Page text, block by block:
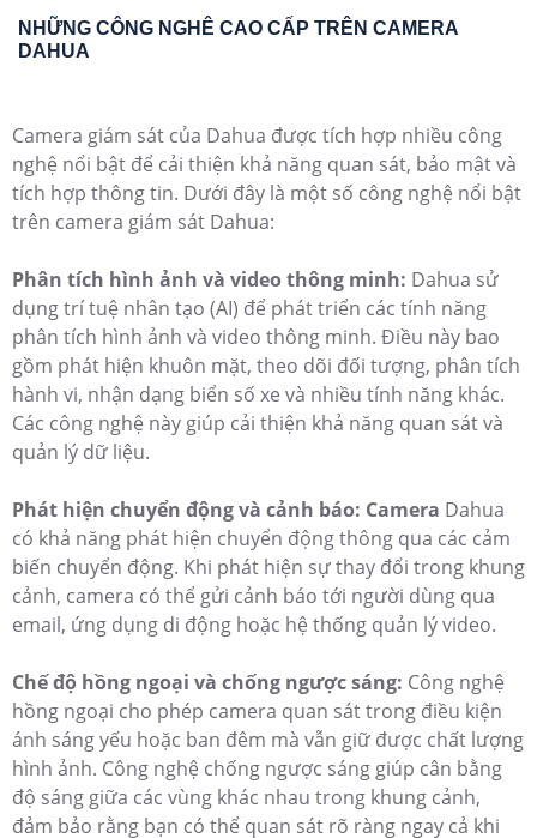
NHỮNG CÔNG NGHÊ CAO CẤP TRÊN CAMERA
DAHUA
Camera giám sát của Dahua được tích hợp nhiều công
nghệ nổi bật để cải thiện khả năng quan sát, bảo mật và
tích hợp thông tin. Dưới đây là một số công nghệ nổi bật
trên camera giám sát Dahua:
Phân tích hình ảnh và video thông minh: Dahua sử
dụng trí tuệ nhân tạo (AI) để phát triển các tính năng
phân tích hình ảnh và video thông minh. Điều này bao
gồm phát hiện khuôn mặt, theo dõi đối tượng, phân tích
hành vi, nhận dạng biển số xe và nhiều tính năng khác.
Các công nghệ này giúp cải thiện khả năng quan sát và
quản lý dữ liệu.
Phát hiện chuyển động và cảnh báo: Camera Dahua
có khả năng phát hiện chuyển động thông qua các cảm
biến chuyển động. Khi phát hiện sự thay đổi trong khung
cảnh, camera có thể gửi cảnh báo tới người dùng qua
email, ứng dụng di động hoặc hệ thống quản lý video.
Chế độ hồng ngoại và chống ngược sáng: Công nghệ
hồng ngoại cho phép camera quan sát trong điều kiện
ánh sáng yếu hoặc ban đêm mà vẫn giữ được chất lượng
hình ảnh. Công nghệ chống ngược sáng giúp cân bằng
độ sáng giữa các vùng khác nhau trong khung cảnh,
đảm bảo rằng bạn có thể quan sát rõ ràng ngay cả khi